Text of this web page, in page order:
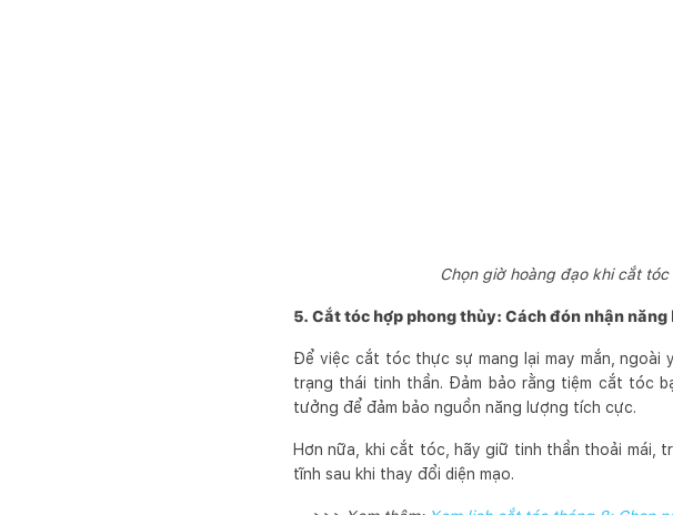
Chọn giờ hoàng đạo khi cắt
5. Cắt tóc hợp phong thủy: Cách đón nhận
Để việc cắt tóc thực sự mang lại may mắn, ngoài
trạng thái tinh thần. Đảm bảo rằng tiệm cắt tóc
tưởng để đảm bảo nguồn năng lượng tích cực.
Hơn nữa, khi cắt tóc, hãy giữ tinh thần thoải mái,
tĩnh sau khi thay đổi diện mạo.